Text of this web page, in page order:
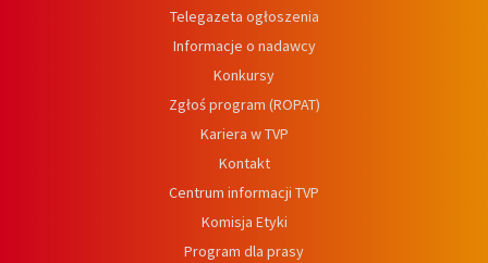
Telegazeta ogłoszenia
Informacje o nadawcy
Konkursy
Zgłoś program (ROPAT)
Kariera w TVP
Kontakt
Centrum informacji TVP
Komisja Etyki
Program dla prasy